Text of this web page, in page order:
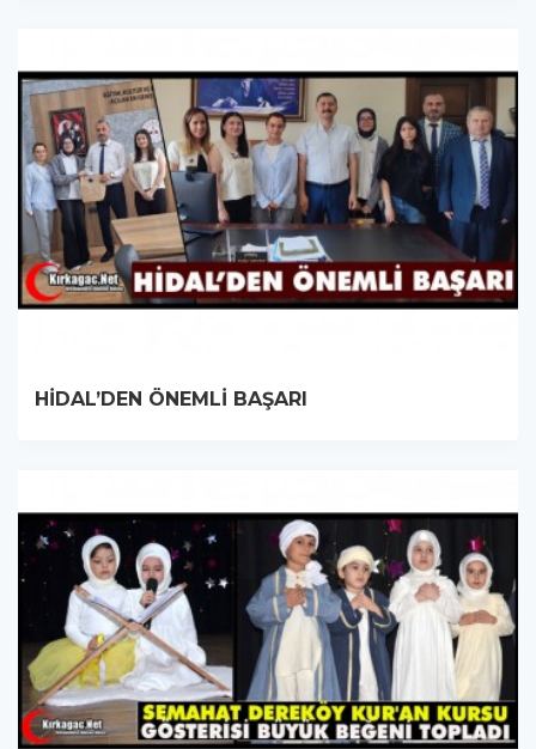
HİDAL’DEN ÖNEMLİ BAŞARI